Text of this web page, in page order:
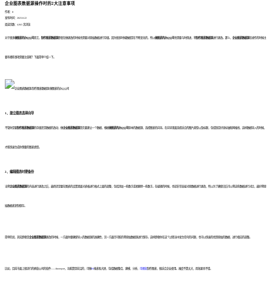
企业图表数据源操作时的2大注意事项
作者：fr
发布时间：2023.8.22
阅读次数：4,841 次浏览
对于很多做图表的办公公司而言， 制作图表数据源 即使在做更改的时候也需要对原始数据进行存储。因为很多时候数据是在不断变化的，所以做图表的办公公司也需要与时俱进，将制作图表数据源进行更改。那么， 企业图表数据源在操作的时候主
要有哪些事项需要注意呢？下面简单介绍一下。
1、建立图表选择向导
不管你是要制作图表数据源的存储还是数据的改动，做企业图表数据源首先要建立一个数据，根据 做图表的办公公司 原本的数据源，选择图表的向导。在向导里面选择适合的图片类型以及标题，包括制定好坐标轴和网格线，这样数据导入的时候，
才能快速生成你想要的图表类型。
2、编辑图表时要备份
当将企业图表数据源的内容进行更改之后，最终还是要在图表的设置里面对表格进行格式上面的调整，包括添加一些数字或者删除一些数字。在编辑的时候，也就非常容易对原数据进行更改，所以为了确保日后可以将这些数据进行对比，最好将原
始数据表复制保存。
简单的说，其实即便是企业图表数据源更改的时候，一方面你要确保导入的数据源的准确性，另一方面尽可能的将原始数据源进行保存。这样即便你在这个过程当中发生任何的问题，也可以快速的找到原始的数据，进行相应的调整。
比如，目前市面上很流行的帆软公司的软件——finereport，功能算是前沿的，可做 BI报表和大屏，包括数据整合、建模、分析、 可视化制作图表，很适合企业使用。难度不算太大，而效果也不错。